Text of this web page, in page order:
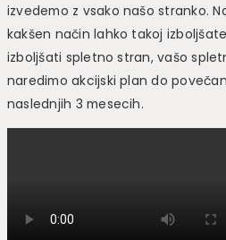
izvedemo z vsako našo stranko.
kakšen način lahko takoj
izboljšati spletno stran, vašo
naredimo akcijski plan do
naslednjih 3 mesecih.